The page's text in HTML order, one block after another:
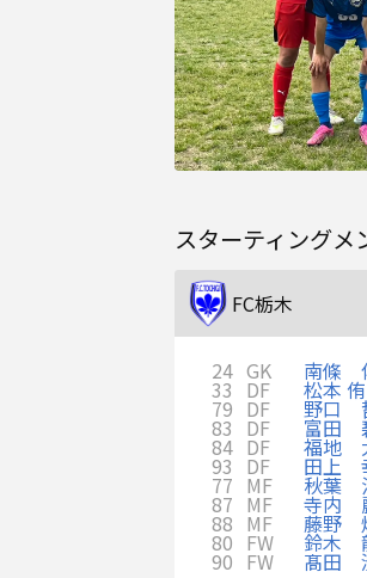
スターティングメ
FC栃木
24 GK 南條
33 DF 松本
79 DF 野口
83 DF 富田
84 DF 福地
93 DF 田上
77 MF 秋葉
87 MF 寺内
88 MF 藤野
80 FW 鈴木
90 FW 髙田